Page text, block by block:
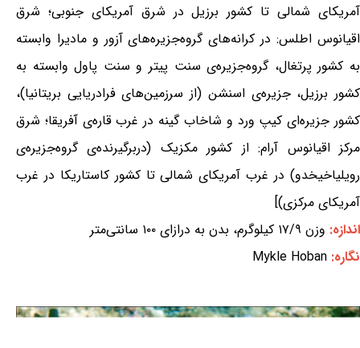
آمریکای شمالی تا کشور برزیل در شرق آمریکای جنوبی؛ شرق
اقیانوس اطلس: در کرانه‌های گروه‌جزیره‌های آزور و مادیرا وابسته
به کشور پرتغال، گروه‌جزیره‌ی سنت پیتر و سنت پاول وابسته به
کشور برزیل، جزیره‌ی اسنشن (از سرزمین‌های فرادریایی بریتانیا)،
کشور جزیره‌ای کیپ ورد و شاخاب گینه در غرب قاره‌ی آفریقا؛ شرق
مرکز اقیانوس آرام: از کشور مکزیک (دربرگیرنده‌ی گروه‌جزیره‌ی
رویلیاخیخدو) در غرب آمریکای شمالی تا کشور کاستاریکا در غرب
آمریکای مرکزی)]
اندازه: وزن ۱۷/۹ کیلوگرم، بدن به درازای ۱۰۰ سانتی‌متر
نگاره: Mykle Hoban